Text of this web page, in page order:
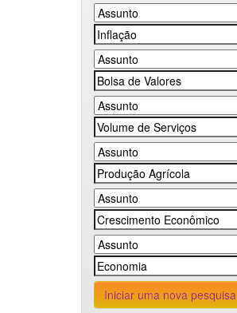
Iniciar uma nova pesquisa